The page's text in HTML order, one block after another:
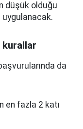
düşük olduğu
uygulanacak.
kurallar
da
en fazla 2 katı